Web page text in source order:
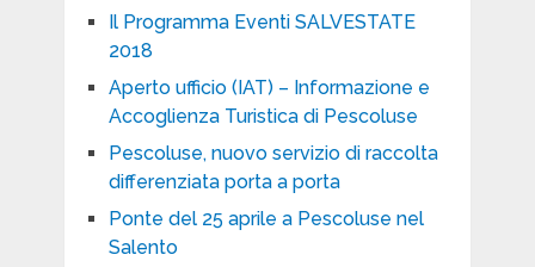
Il Programma Eventi SALVESTATE
2018
Aperto ufficio (IAT) – Informazione e
Accoglienza Turistica di Pescoluse
Pescoluse, nuovo servizio di raccolta
differenziata porta a porta
Ponte del 25 aprile a Pescoluse nel
Salento